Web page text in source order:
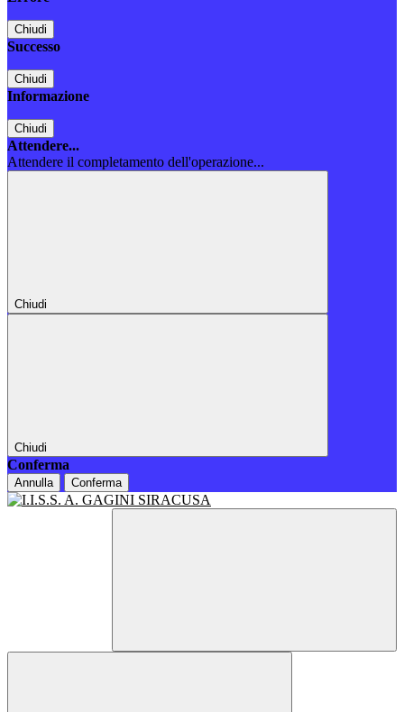
Chiudi
Successo
Chiudi
Informazione
Chiudi
Attendere...
Attendere il completamento dell'operazione...
Chiudi
Chiudi
Conferma
Annulla Conferma